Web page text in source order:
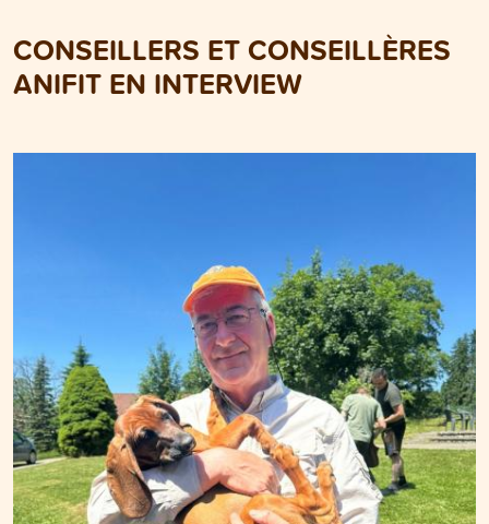
CONSEILLERS ET CONSEILLÈRES
ANIFIT EN INTERVIEW